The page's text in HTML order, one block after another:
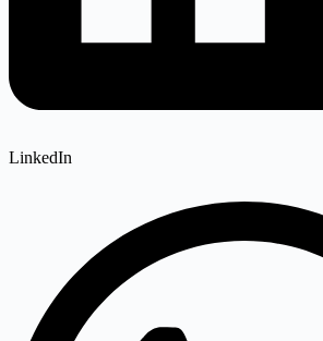
LinkedIn